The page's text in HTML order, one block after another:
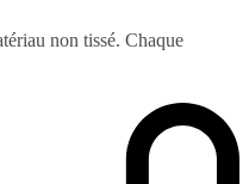
non tissé. Chaque